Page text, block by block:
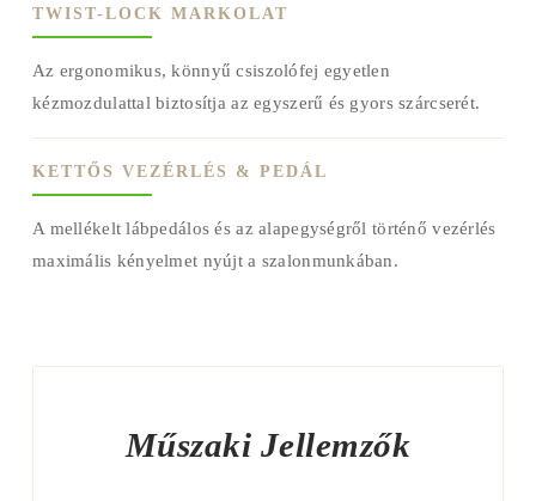
TWIST-LOCK MARKOLAT
Az ergonomikus, könnyű csiszolófej egyetlen
kézmozdulattal biztosítja az egyszerű és gyors szárcserét.
KETTŐS VEZÉRLÉS & PEDÁL
A mellékelt lábpedálos és az alapegységről történő vezérlés
maximális kényelmet nyújt a szalonmunkában.
Műszaki Jellemzők